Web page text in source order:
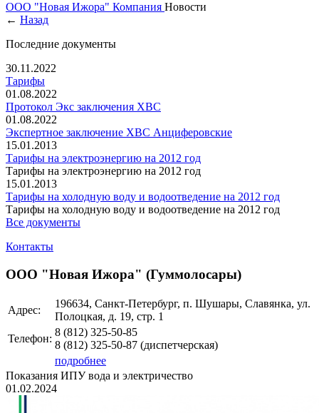
ООО "Новая Ижора" Компания Новости
← Назад
Последние документы
30.11.2022
Тарифы
01.08.2022
Протокол Экс заключения ХВС
01.08.2022
Экспертное заключение ХВС Анциферовские
15.01.2013
Тарифы на электроэнергию на 2012 год
Тарифы на электроэнергию на 2012 год
15.01.2013
Тарифы на холодную воду и водоотведение на 2012 год
Тарифы на холодную воду и водоотведение на 2012 год
Все документы
Контакты
ООО "Новая Ижора" (Гуммолосары)
Адрес:
196634, Санкт-Петербург, п. Шушары, Славянка, ул.
Полоцкая, д. 19, стр. 1
Телефон:
8 (812) 325-50-85
8 (812) 325-50-87 (диспетчерская)
подробнее
Показания ИПУ вода и электричество
01.02.2024